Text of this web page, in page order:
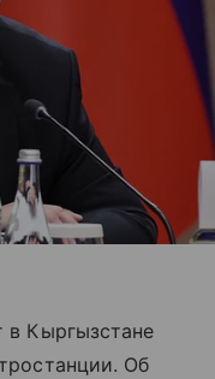
в Кыргызстане
Об